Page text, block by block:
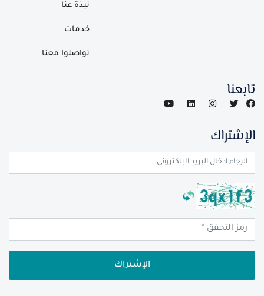
نبذة عنا
خدمات
تواصلوا معنا
تابعنا
الإشتراك
الإشتراك